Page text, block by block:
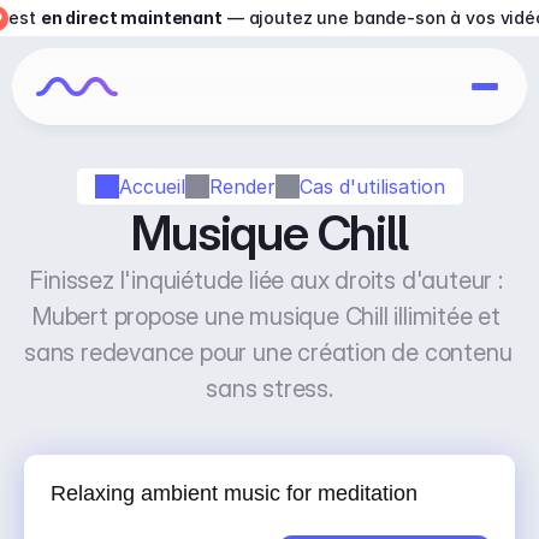
Accueil Render Cas d'utilisation
Musique Chill
Finissez l'inquiétude liée aux droits d'auteur :
Mubert propose une musique Chill illimitée et
sans redevance pour une création de contenu
sans stress.
est en direct maintenant — ajoutez une bande-son à vos